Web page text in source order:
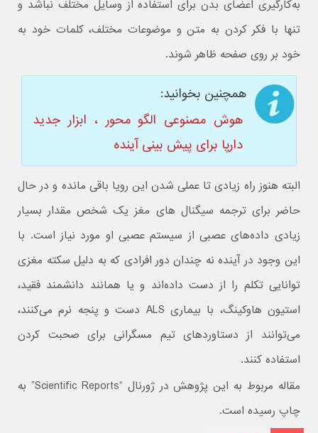
به‌کارگیری اعضای بدن برای استفاده از وسایل مختلف نباشد و
تنها با فکر کردن به متن و موضوعات مختلف، کلمات خود به
خود بر روی صفحه ظاهر شوند.
همچنین بخوانید:
هوش مصنوعی الگو محور ، ابزار جدید
دارپا برای پیش بینی آینده
البته هنوز راه زیادی تا عملی شدن این رویا باقی مانده و در حال
حاضر برای ترجمه سیگنال های مغز یک شخص مقدار بسیار
زیادی داده‌های عصبی از سیستم عصبی او مورد نیاز است. با
این وجود در آینده نه چندان دور افرادی که به دلیل سکته مغزی
توانایی تکلم را از دست داده‌اند و یا همانند دانشمند فقید،
استیون هاوکینگ، با بیماری ALS دست و پنجه نرم می‌کنند،
می‌توانند از دستاوردهای تیم مسگرانی برای صحبت کردن
استفاده کنند.
مقاله مربوط به این پژوهش در ژورنال “Scientific Reports” به
چاپ رسیده است.